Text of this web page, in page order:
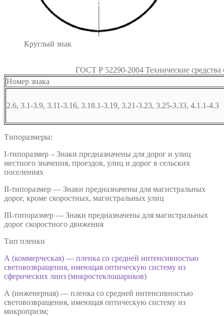
Круглый знак
ГОСТ Р 52290-2004 Технические
Номер знака
2.6, 3.1-3.9, 3.11-3.16, 3.18.1-3.19, 3.21-3.23, 3.25-3.33, 4.1.1-4.3
Типоразмеры:
I-типоразмер – Знаки предназначены для дорог и улиц
местного значения, проездов, улиц и дорог в сельских
поселениях
II-типоразмер — Знаки предназначены для магистральных
дорог, кроме скоростных, магистральных улиц
III-типоразмер — Знаки предназначены для магистральных
дорог скоростного движения
Тип пленки
А (коммерческая) — пленка со средней интенсивностью
световозвращения, имеющая оптическую систему из
сферических линз (микростеклошариков)
А (инженерная) — пленка со средней интенсивностью
световозвращения, имеющая оптическую систему из
микропризм;